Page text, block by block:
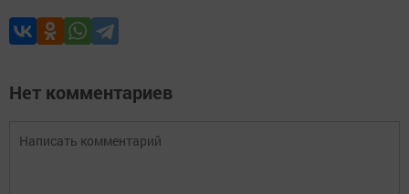
Нет комментариев